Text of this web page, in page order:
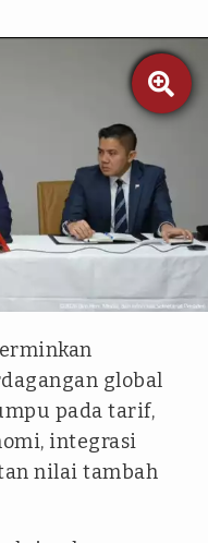

global
pada tarif,
integrasi
nilai tambah